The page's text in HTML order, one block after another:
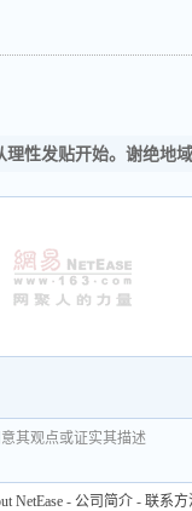
理性发贴开始。谢绝地
其观点或证实其描述
NetEase - 公司简介 - 联系方